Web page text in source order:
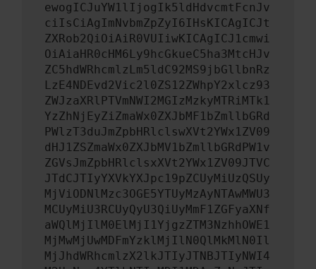
ewogICJuYW1lIjogIk5ldHdvcmtFcnJv
ciIsCiAgImNvbmZpZyI6IHsKICAgICJt
ZXRob2QiOiAiR0VUIiwKICAgICJ1cmwi
OiAiaHR0cHM6Ly9hcGkueC5ha3MtcHJv
ZC5hdWRhcmlzLm5ldC92MS9jbGllbnRz
LzE4NDEvd2Vic2l0ZS12ZWhpY2xlcz93
ZWJzaXRlPTVmNWI2MGIzMzkyMTRiMTk1
YzZhNjEyZiZmaWx0ZXJbMF1bZmllbGRd
PWlzT3duJmZpbHRlclswXVt2YWx1ZV09
dHJ1ZSZmaWx0ZXJbMV1bZmllbGRdPW1v
ZGVsJmZpbHRlclsxXVt2YWx1ZV09JTVC
JTdCJTIyYXVkYXJpc19pZCUyMiUzQSUy
MjViODNlMzc3OGE5YTUyMzAyNTAwMWU3
MCUyMiU3RCUyQyU3QiUyMmF1ZGFyaXNf
aWQlMjIlM0ElMjI1YjgzZTM3NzhhOWE1
MjMwMjUwMDFmYzklMjIlN0QlMkMlN0Il
MjJhdWRhcmlzX2lkJTIyJTNBJTIyNWI4